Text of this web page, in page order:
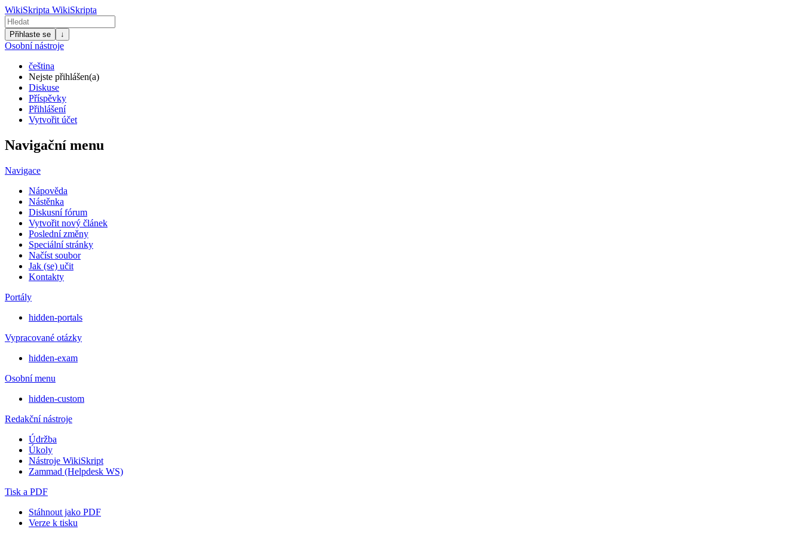
WikiSkripta WikiSkripta
Přihlaste se ↓
Osobní nástroje
čeština
Nejste přihlášen(a)
Diskuse
Příspěvky
Přihlášení
Vytvořit účet
Navigační menu
Navigace
Nápověda
Nástěnka
Diskusní fórum
Vytvořit nový článek
Poslední změny
Speciální stránky
Načíst soubor
Jak (se) učit
Kontakty
Portály
hidden-portals
Vypracované otázky
hidden-exam
Osobní menu
hidden-custom
Redakční nástroje
Údržba
Úkoly
Nástroje WikiSkript
Zammad (Helpdesk WS)
Tisk a PDF
Stáhnout jako PDF
Verze k tisku